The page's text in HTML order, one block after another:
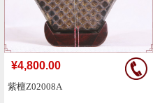
紫檀Z02008A
¥4,800.00